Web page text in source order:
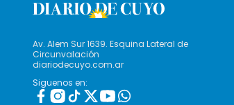
Av. Alem Sur 1639. Esquina Lateral de
Circunvalación
diariodecuyo.com.ar
Siguenos en: